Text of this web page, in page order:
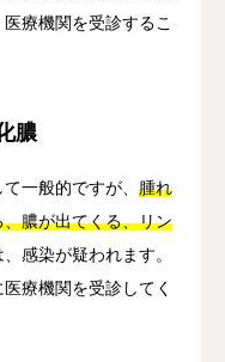
療機関を受診するこ
膿
一般的ですが、 腫れ
膿が出てくる、リン
感染が疑われます。
療機関を受診してく